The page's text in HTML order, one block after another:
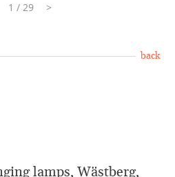
1 / 29 >
back
lamps, Wästberg,